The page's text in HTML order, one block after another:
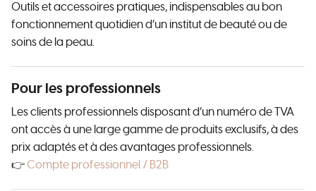
Outils et accessoires pratiques, indispensables au bon
fonctionnement quotidien d’un institut de beauté ou de
soins de la peau.
Pour les professionnels
Les clients professionnels disposant d’un numéro de TVA
ont accès à une large gamme de produits exclusifs, à des
prix adaptés et à des avantages professionnels.
👉 Compte professionnel / B2B